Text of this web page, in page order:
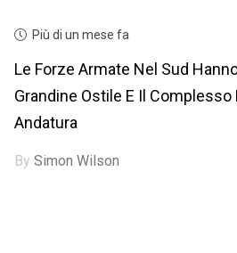
Più di un mese fa
Le Forze Armate Nel Sud
Grandine Ostile E Il Complesso
Andatura
BySimon Wilson